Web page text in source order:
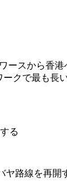
ースから香
クで最も
る
路線を再開